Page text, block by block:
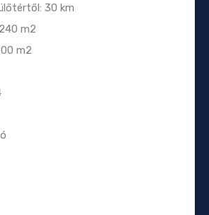
30 km
m2
m2